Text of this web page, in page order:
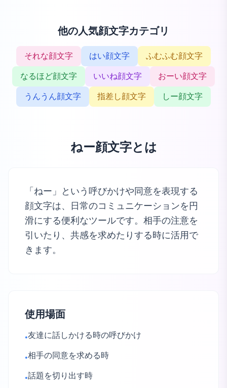
他の人気顔文字カテゴリ
それな顔文字 はい顔文字 ふむふむ顔文字
なるほど顔文字 いいね顔文字 おーい顔文字
うんうん顔文字 指差し顔文字 しー顔文字
ねー顔文字とは
「ねー」という呼びかけや同意を表現する
顔文字は、日常のコミュニケーションを円
滑にする便利なツールです。相手の注意を
引いたり、共感を求めたりする時に活用で
きます。
使用場面
•友達に話しかける時の呼びかけ
•相手の同意を求める時
•話題を切り出す時